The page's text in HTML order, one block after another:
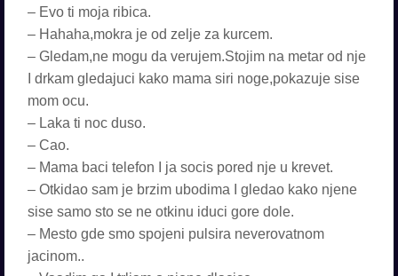
– Evo ti moja ribica.
– Hahaha,mokra je od zelje za kurcem.
– Gledam,ne mogu da verujem.Stojim na metar od nje
I drkam gledajuci kako mama siri noge,pokazuje sise
mom ocu.
– Laka ti noc duso.
– Cao.
– Mama baci telefon I ja socis pored nje u krevet.
– Otkidao sam je brzim ubodima I gledao kako njene
sise samo sto se ne otkinu iduci gore dole.
– Mesto gde smo spojeni pulsira neverovatnom
jacinom..